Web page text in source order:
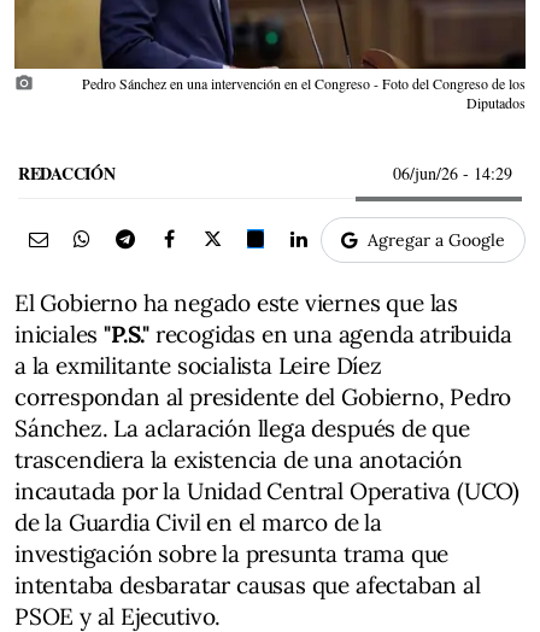
photo_camera
Pedro Sánchez en una intervención en el Congreso - Foto del Congreso de los
Diputados
REDACCIÓN 06/jun/26 - 14:29
Agregar a Google
El Gobierno ha negado este viernes que las
iniciales"P.S."recogidas en una agenda atribuida
a la exmilitante socialista Leire Díez
correspondan al presidente del Gobierno, Pedro
Sánchez. La aclaración llega después de que
trascendiera la existencia de una anotación
incautada por la Unidad Central Operativa (UCO)
de la Guardia Civil en el marco de la
investigación sobre la presunta trama que
intentaba desbaratar causas que afectaban al
PSOE y al Ejecutivo.